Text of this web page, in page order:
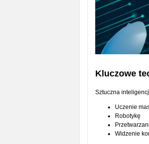
Kluczowe
Sztuczna
Uczenie
Robotykę
Widzenie